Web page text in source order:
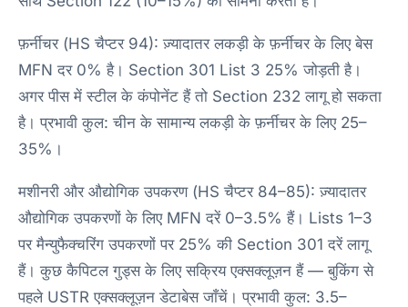
फ़र्नीचर (HS चैप्टर 94): ज़्यादातर लकड़ी के फ़र्नीचर के लिए बेस
MFN दर 0% है। Section 301 List 3 25% जोड़ती है।
अगर पीस में स्टील के कंपोनेंट हैं तो Section 232 लागू हो सकता
है। प्रभावी कुल: चीन के सामान्य लकड़ी के फ़र्नीचर के लिए 25–
35%।
मशीनरी और औद्योगिक उपकरण (HS चैप्टर 84–85): ज़्यादातर
औद्योगिक उपकरणों के लिए MFN दरें 0–3.5% हैं। Lists 1–3
पर मैन्युफैक्चरिंग उपकरणों पर 25% की Section 301 दरें लागू
हैं। कुछ कैपिटल गुड्स के लिए सक्रिय एक्सक्लूज़न हैं — बुकिंग से
पहले USTR एक्सक्लूज़न डेटाबेस जाँचें। प्रभावी कुल: 3.5–